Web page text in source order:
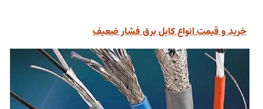
خرید و قیمت انواع کابل برق فشار ضعیف